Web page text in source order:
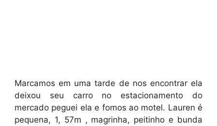
Marcamos em uma tarde de nos encontrar ela
deixou seu carro no estacionamento do
mercado peguei ela e fomos ao motel. Lauren é
pequena, 1, 57m , magrinha, peitinho e bunda